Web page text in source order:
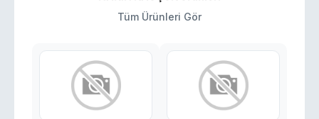
Tüm Ürünleri Gör